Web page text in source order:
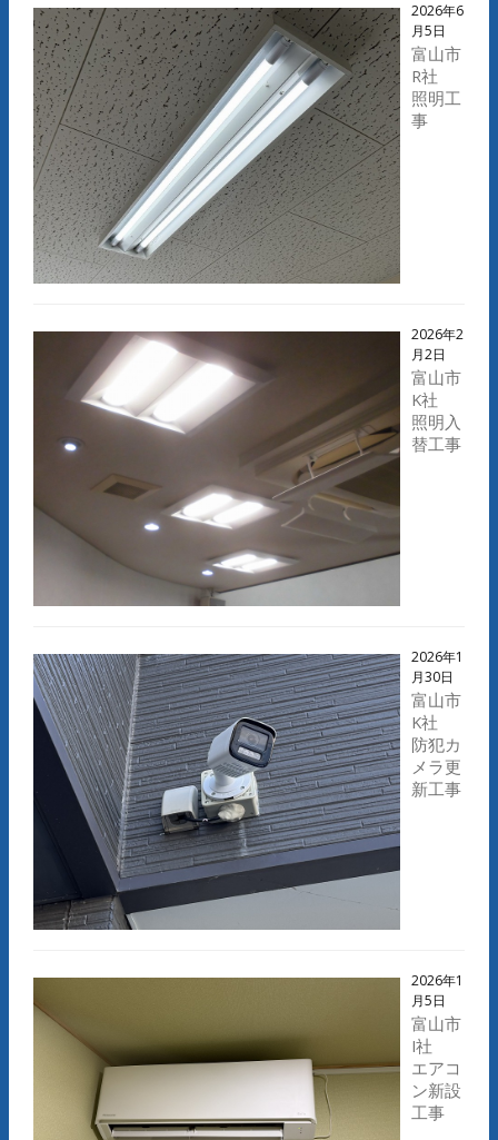
2026年6
月5日
富山市
R社
照明工
事
2026年2
月2日
富山市
K社
照明入
替工事
2026年1
月30日
富山市
K社
防犯カ
メラ更
新工事
2026年1
月5日
富山市
I社
エアコ
ン新設
工事